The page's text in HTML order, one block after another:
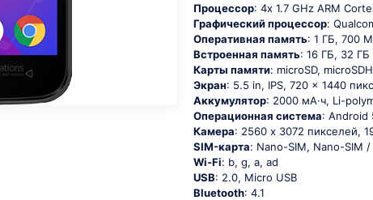
Процессор: 4х 1.7 GНz АRМ
Графический процессор:
Оперативная память: 1 ГБ, 700
Встроенная память: 16 ГБ, 32 ГБ
Карты памяти: microSD,
Экран: 5.5 in, IPS, 720 x 1440
Аккумулятор: 2000 мА·ч, Li-
Oперационная система: Аndrоid
Камера: 2560 x 3072 пикселей,
SIM-карта: Nano-SIM, Nano-SIM /
Wi-Fi: b, g, а, аd
USB: 2.0, Micro USB
Bluetooth: 4.1